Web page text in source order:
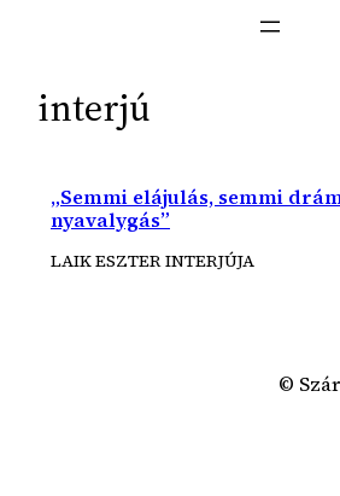
interjú
„Semmi elájulás, semmi
nyavalygás”
LAIK ESZTER INTERJÚJA
©